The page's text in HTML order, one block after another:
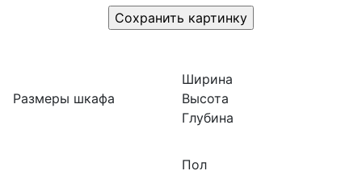
Размеры шкафа
Ширина
Высота
Глубина
Пол